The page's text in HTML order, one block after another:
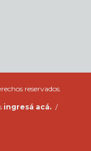
reservados.
ingresá acá. /